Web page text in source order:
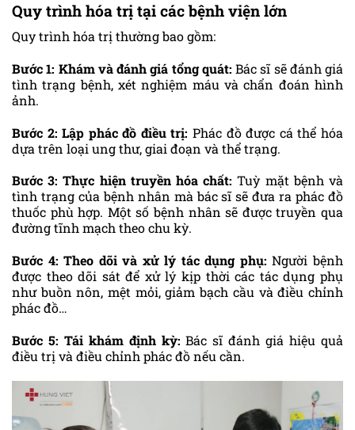
Quy trình hóa trị tại các bệnh viện lớn
Quy trình hóa trị thường bao gồm:
Bước 1: Khám và đánh giá tổng quát: Bác sĩ sẽ đánh giá
tình trạng bệnh, xét nghiệm máu và chẩn đoán hình
ảnh.
Bước 2: Lập phác đồ điều trị: Phác đồ được cá thể hóa
dựa trên loại ung thư, giai đoạn và thể trạng.
Bước 3: Thực hiện truyền hóa chất: Tuỳ mặt bệnh và
tình trạng của bệnh nhân mà bác sĩ sẽ đưa ra phác đồ
thuốc phù hợp. Một số bệnh nhân sẽ được truyền qua
đường tĩnh mạch theo chu kỳ.
Bước 4: Theo dõi và xử lý tác dụng phụ: Người bệnh
được theo dõi sát để xử lý kịp thời các tác dụng phụ
như buồn nôn, mệt mỏi, giảm bạch cầu và điều chỉnh
phác đồ…
Bước 5: Tái khám định kỳ:Bác sĩ đánh giá hiệu quả
điều trị và điều chỉnh phác đồ nếu cần.